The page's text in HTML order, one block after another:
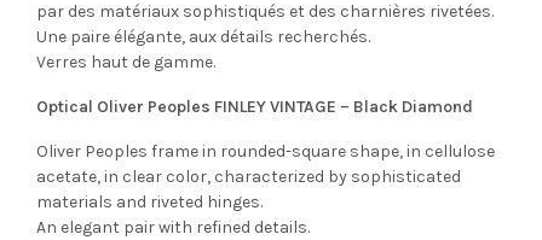
par des matériaux sophistiqués et des charnières rivetées.
Une paire élégante, aux détails recherchés.
Verres haut de gamme.
Optical Oliver Peoples FINLEY VINTAGE – Black Diamond
Oliver Peoples frame in rounded-square shape, in cellulose
acetate, in clear color, characterized by sophisticated
materials and riveted hinges.
An elegant pair with refined details.